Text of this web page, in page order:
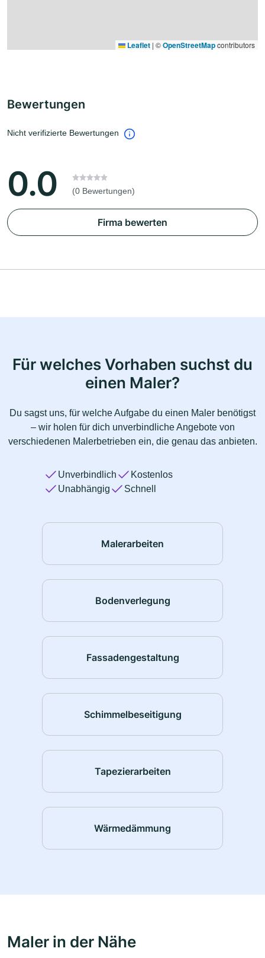
Leaflet | ©OpenStreetMapcontributors
Bewertungen
Nicht verifizierte Bewertungen
0.0 (0 Bewertungen)
Firma bewerten
Für welches Vorhaben suchst du
einen Maler?
Du sagst uns, für welche Aufgabe du einen Maler benötigst
– wir holen für dich unverbindliche Angebote von
verschiedenen Malerbetrieben ein, die genau das anbieten.
Unverbindlich
Kostenlos
Unabhängig
Schnell
Malerarbeiten
Bodenverlegung
Fassadengestaltung
Schimmelbeseitigung
Tapezierarbeiten
Wärmedämmung
Maler in der Nähe